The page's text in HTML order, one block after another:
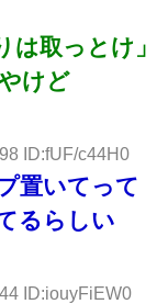
は取っとけ」
けど
ID:fUF/c44H0
置いてって
るらしい
ID:iouyFiEW0